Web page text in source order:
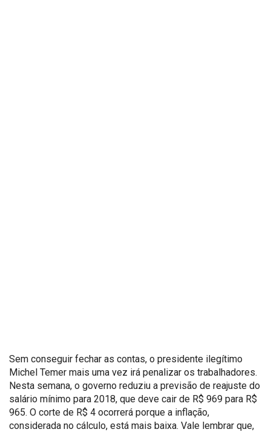
Sem conseguir fechar as contas, o presidente ilegítimo
Michel Temer mais uma vez irá penalizar os trabalhadores.
Nesta semana, o governo reduziu a previsão de reajuste do
salário mínimo para 2018, que deve cair de R$ 969 para R$
965. O corte de R$ 4 ocorrerá porque a inflação,
considerada no cálculo, está mais baixa. Vale lembrar que,